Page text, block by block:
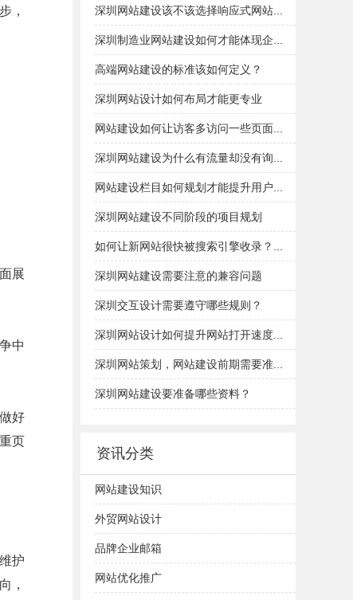
，
展
中
好
页
护
，
深圳网站建设该不该选择响应式网站...
深圳制造业网站建设如何才能体现企...
高端网站建设的标准该如何定义？
深圳网站设计如何布局才能更专业
网站建设如何让访客多访问一些页面...
深圳网站建设为什么有流量却没有询...
网站建设栏目如何规划才能提升用户...
深圳网站建设不同阶段的项目规划
如何让新网站很快被搜索引擎收录？...
深圳网站建设需要注意的兼容问题
深圳交互设计需要遵守哪些规则？
深圳网站设计如何提升网站打开速度...
深圳网站策划，网站建设前期需要准...
深圳网站建设要准备哪些资料？
资讯分类
网站建设知识
外贸网站设计
品牌企业邮箱
网站优化推广